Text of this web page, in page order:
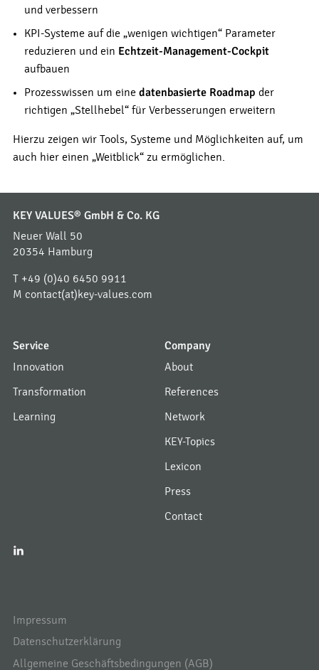
und verbessern
KPI-Systeme auf die „wenigen wichtigen“ Parameter
reduzieren und ein Echtzeit-Management-Cockpit
aufbauen
Prozesswissen um eine datenbasierte Roadmap der
richtigen „Stellhebel“ für Verbesserungen erweitern
Hierzu zeigen wir Tools, Systeme und Möglichkeiten auf, um
auch hier einen „Weitblick“ zu ermöglichen.
KEY VALUES® GmbH & Co. KG
Neuer Wall 50
20354 Hamburg
T +49 (0)40 6450 9911
M contact(at)key-values.com
Service
Innovation
Transformation
Learning
Company
About
References
Network
KEY-Topics
Lexicon
Press
Contact
I
Impressum
Datenschutzerklärung
Allgemeine Geschäftsbedingungen (AGB)